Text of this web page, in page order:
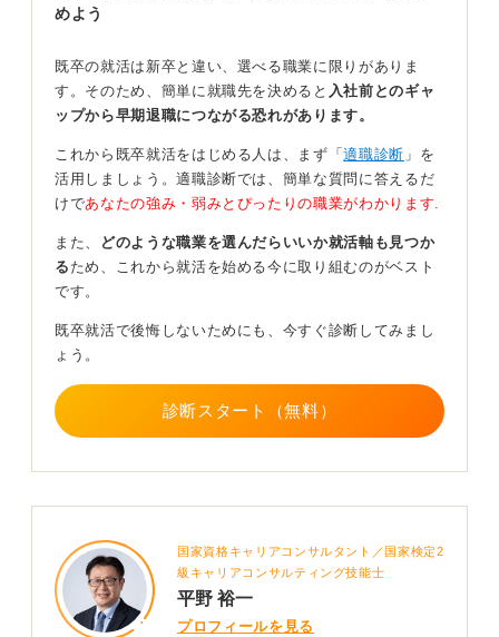
ただ売り手市場だからといって、無準備で転職活動が成
なぜ前職を辞めて新しい環境を求めているのか、学生の
ときと同じように徹底した自己分析と企業研究をおこな
将来の展望を明確にし、自分が次の会社でどう貢献でき
るかを具体的に示すことが、理想の転職を叶える近道と
0
めよう
既卒の就活は新卒と違い、選べる職業に限りがありま
す。そのため、簡単に就職先を決めると 入社前とのギャ
ップから早期退職につながる恐れがあります。
これから既卒就活をはじめる人は、まず「適職診断 」を
活用しましょう。適職診断では、簡単な質問に答えるだ
けであなたの強み・弱みとぴったりの職業がわかります.
また、
どのような職業を選んだらいいか就活軸も見つか
る ため、これから就活を始める今に取り組むのがベスト
です。
既卒就活で後悔しないためにも、今すぐ診断してみまし
ょう。
診断スタート（無料）
国家資格キャリアコンサルタント／国家検定2
級キャリアコンサルティング技能士
平野 裕一
プロフィールを見る